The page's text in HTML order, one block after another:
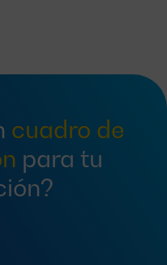
cuadro de
para tu